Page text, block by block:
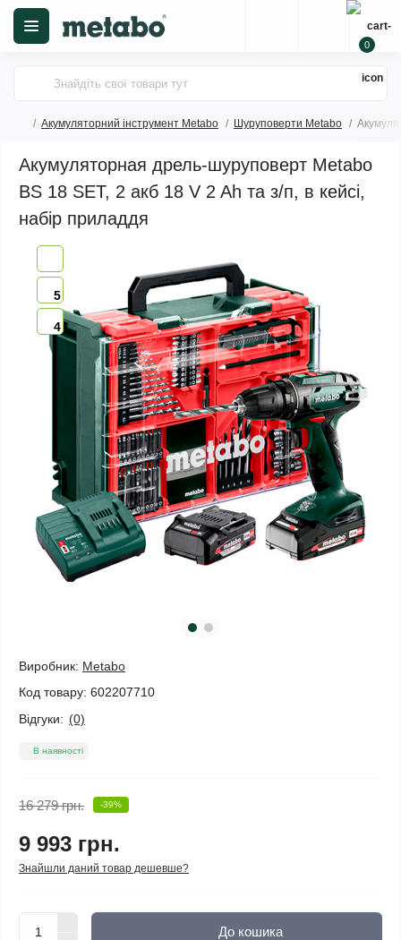
0
Акумуляторний інструмент Metabo Шуруповерти Metabo
Акумуляторная дрель-шуруповерт Metabo
BS 18 SET, 2 акб 18 V 2 Ah та з/п, в кейсі,
набір приладдя
5
4
Виробник: Metabo
Код товару: 602207710
Відгуки: (0)
В наявності
16 279 грн. -39%
9 993 грн.
Знайшли даний товар дешевше?
До кошика